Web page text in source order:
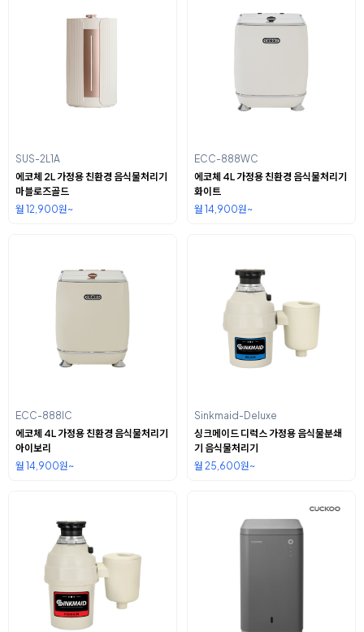
SUS-2L1A
에코체 2L 가정용 친환경 음식물처리기
마블로즈골드
월 12,900원~
ECC-888WC
에코체 4L 가정용 친환경 음식물처리기
화이트
월 14,900원~
ECC-888IC
에코체 4L 가정용 친환경 음식물처리기
아이보리
월 14,900원~
Sinkmaid-Deluxe
싱크메이드 디럭스 가정용 음식물분쇄
기 음식물처리기
월 25,600원~